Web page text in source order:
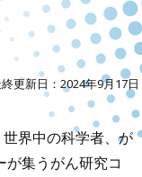
更新日：2024年9月17日
界中の科学者、が
集うがん研究コ